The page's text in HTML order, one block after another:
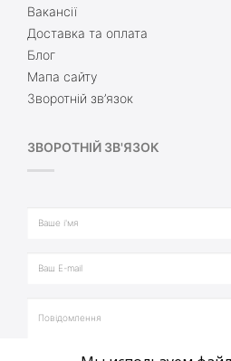
Вакансії
Доставка та оплата
Блог
Мапа сайту
Зворотній зв’язок
ЗВОРОТНІЙ ЗВ'ЯЗОК